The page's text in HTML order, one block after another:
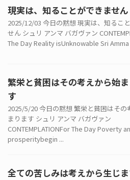
現実は、知ることができません
2025/12/03 今日の黙想 現実は、知るこ
せん シュリ アンマ バガヴァン
The Day Reality isUnknowable Sri Amma
繁栄と貧困はその考えから始
す
2025/5/20 今日の黙想 繁栄と貧困はその
まります シュリ アンマ バガヴァン
CONTEMPLATIONFor The Day Poverty
prosperitybegin ...
全ての苦しみは考えから生じま